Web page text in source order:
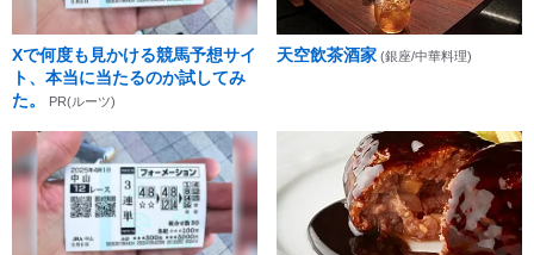
Xで何度も見かける競馬予想サイ
ト、本当に当たるのか試してみ
た。
PR(ルーツ)
天空飲茶酒家 (銀座/中華料理)